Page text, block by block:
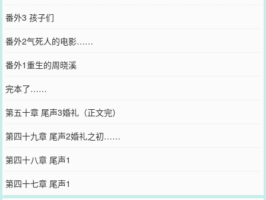
番外3 孩子们
番外2气死人的电影……
番外1重生的周晓溪
完本了……
第五十章 尾声3婚礼（正文完）
第四十九章 尾声2婚礼之初……
第四十八章 尾声1
第四十七章 尾声1